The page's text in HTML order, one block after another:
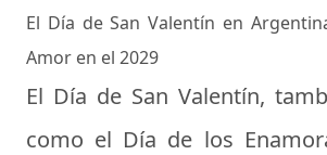
El Día de San Valentín en
Amor en el 2029
El Día de San Valentín,
como el Día de los